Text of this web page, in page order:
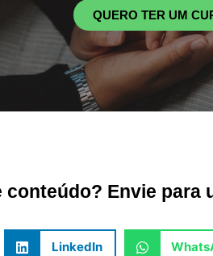
QUERO TER UM
conteúdo? Envie para
LinkedIn